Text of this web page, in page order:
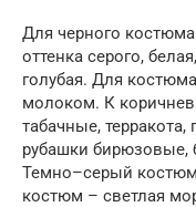
Для черного
оттенка серого,
голубая. Для
молоком. К
табачные,
рубашки бирюзовые,
Темно–серый костюм
костюм – светлая